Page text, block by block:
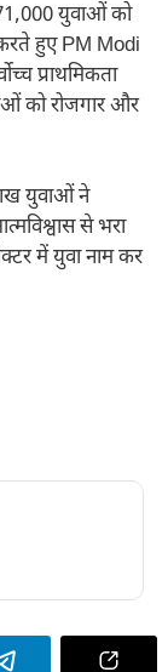
युवाओं को
करते हुए PM Modi
प्राथमिकता
को रोजगार और
युवाओं ने
से भरा
में युवा नाम कर